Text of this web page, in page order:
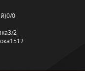
0/0
3/2
1512